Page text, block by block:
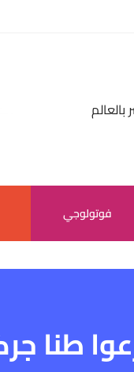
بالعالم
فوتولوجي
طنا